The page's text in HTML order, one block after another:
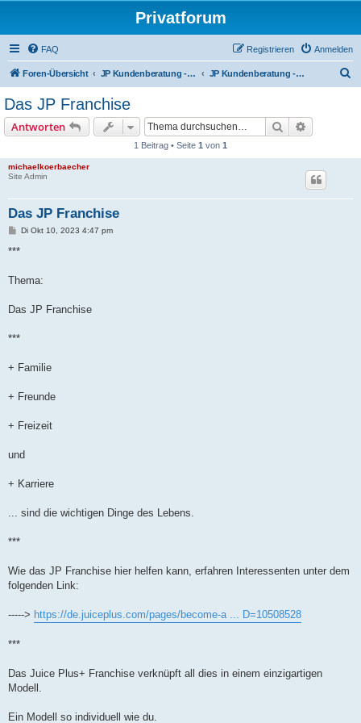
Privatforum
FAQ Anmelden
Registrieren
Foren-Übersicht JP Kundenberatung - Erste Hinweise ! JP Kundenberatung - Erste Hinweise !
Das JP Franchise
Antworten Suche
1 Beitrag • Seite 1 von 1
michaelkoerbaecher
Site Admin
Das JP Franchise
B
i
a
Di Okt 10, 2023 4:47 pm
***
Thema:
Das JP Franchise
***
+ Familie
+ Freunde
+ Freizeit
und
+ Karriere
... sind die wichtigen Dinge des Lebens.
***
Wie das JP Franchise hier helfen kann, erfahren Interessenten unter dem
folgenden Link:
-----> https://de.juiceplus.com/pages/become-a ... D=10508528
***
Das Juice Plus+ Franchise verknüpft all dies in einem einzigartigen
Modell.
Ein Modell so individuell wie du.